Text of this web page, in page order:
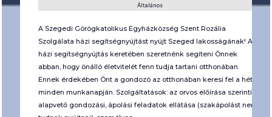
Általános
A Szegedi Görögkatolikus Egyházközség Szent Rozália
Szolgálata házi segítségnyújtást nyújt Szeged lakosságának! A
házi segítségnyújtás keretében szeretnénk segíteni Önnek
abban, hogy önálló életvitelét fenn tudja tartani otthonában.
Ennek érdekében Önt a gondozó az otthonában keresi fel a hét
minden munkanapján. Szolgáltatások: az orvos előírása szerinti
alapvető gondozási, ápolási feladatok ellátása (szakápolást nem